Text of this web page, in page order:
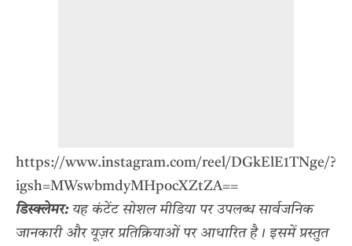
https://www.instagram.com/reel/DGkElE1TNge/?
igsh=MWswbmdyMHpocXZtZA==
डिस्क्लेमर:यह कंटेंट सोशल मीडिया पर उपलब्ध सार्वजनिक
जानकारी और यूज़र प्रतिक्रियाओं पर आधारित है। इसमें प्रस्तुत